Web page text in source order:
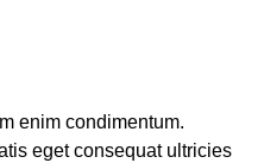
enim condimentum.
eget consequat ultricies